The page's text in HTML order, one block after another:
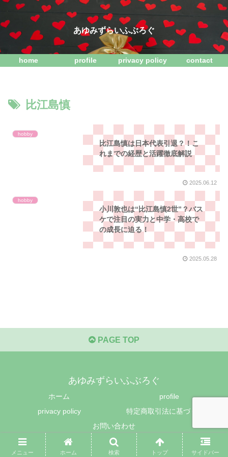
あゆみずらいふぶろぐ
home profile privacy policy contact
比江島慎
hobby
比江島慎は日本代表引退？！こ
れまでの経歴と活躍徹底解説
2025.06.12
hobby
小川敦也は“比江島慎2世”？バス
ケで注目の実力と中学・高校で
の成長に迫る！
2025.05.28
PAGE TOP
あゆみずらいふぶろぐ
ホーム
profile
privacy policy
特定商取引法に基づく表記
お問い合わせ
© 2023-2026 あゆみずらいふぶろぐ.
メニュー ホーム 検索 トップ サイドバー